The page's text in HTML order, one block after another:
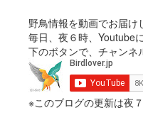
野鳥情報を動画でお届け
毎日、夜６時、Youtube
下のボタンで、チャンネ
※このブログの更新は夜